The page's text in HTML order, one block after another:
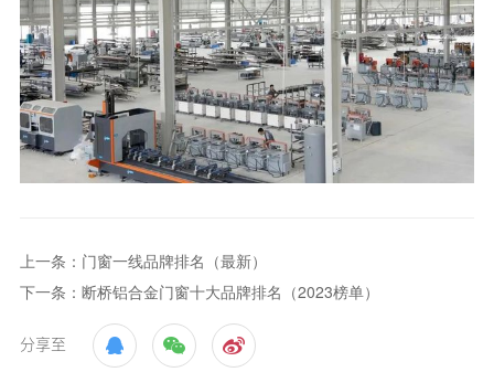
上一条：门窗一线品牌排名（最新）
下一条：断桥铝合金门窗十大品牌排名（2023榜单）
分享至